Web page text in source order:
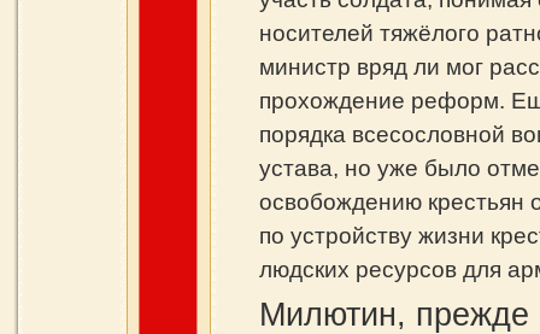
носителей тяжёлого
министр вряд ли мог
прохождение реформ.
порядка всесословной
устава, но уже было
освобождению крестьян
по устройству жизни
людских ресурсов для
Милютин, прежде